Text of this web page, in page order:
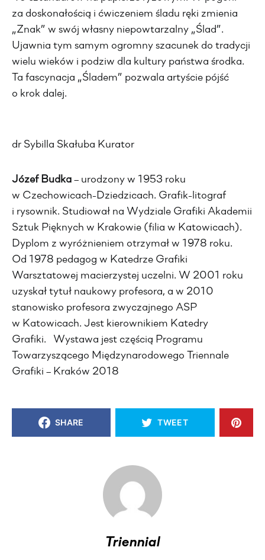
za doskonałością i ćwiczeniem śladu ręki zmienia
„Znak” w swój własny niepowtarzalny „Ślad”.
Ujawnia tym samym ogromny szacunek do tradycji
wielu wieków i podziw dla kultury państwa środka.
Ta fascynacja „Śladem” pozwala artyście pójść
o krok dalej.
dr Sybilla Skałuba Kurator
Józef Budka – urodzony w 1953 roku
w Czechowicach-Dziedzicach. Grafik-litograf
i rysownik. Studiował na Wydziale Grafiki Akademii
Sztuk Pięknych w Krakowie (filia w Katowicach).
Dyplom z wyróżnieniem otrzymał w 1978 roku.
Od 1978 pedagog w Katedrze Grafiki
Warsztatowej macierzystej uczelni. W 2001 roku
uzyskał tytuł naukowy profesora, a w 2010
stanowisko profesora zwyczajnego ASP
w Katowicach. Jest kierownikiem Katedry
Grafiki. Wystawa jest częścią Programu
Towarzyszącego Międzynarodowego Triennale
Grafiki – Kraków 2018
SHARE TWEET
Triennial